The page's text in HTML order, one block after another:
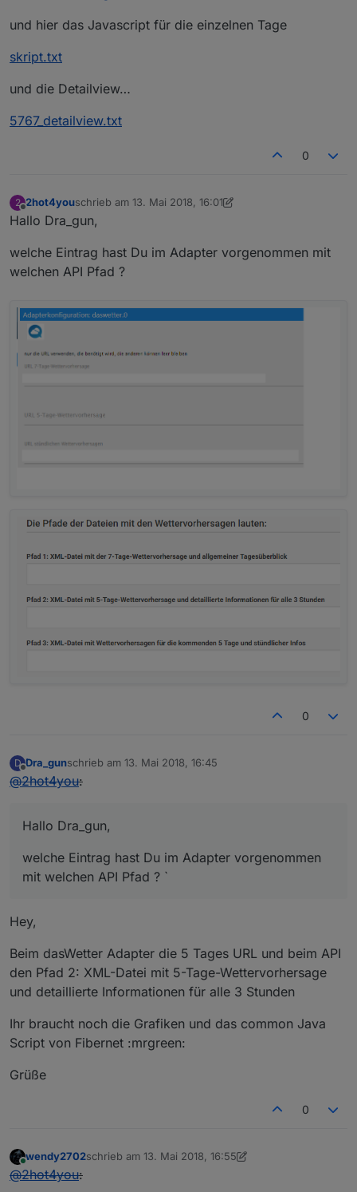
und hier das Javascript für die einzelnen Tage
skript.txt
und die Detailview…
5767_detailview.txt
0
2
Offline
2hot4youschrieb am 13. Mai 2018, 16:01
zuletzt editiert von Jey Cee
Hallo Dra_gun,
welche Eintrag hast Du im Adapter vorgenommen mit
welchen API Pfad ?
0
D
Offline
Dra_gunschrieb am 13. Mai 2018, 16:45
zuletzt editiert von
@2hot4you:
Hallo Dra_gun,
welche Eintrag hast Du im Adapter vorgenommen
mit welchen API Pfad ? `
Hey,
Beim dasWetter Adapter die 5 Tages URL und beim API
den Pfad 2: XML-Datei mit 5-Tage-Wettervorhersage
und detaillierte Informationen für alle 3 Stunden
Ihr braucht noch die Grafiken und das common Java
Script von Fibernet :mrgreen:
Grüße
0
Online
wendy2702schrieb am 13. Mai 2018, 16:55
zuletzt editiert von Jey Cee
@2hot4you: